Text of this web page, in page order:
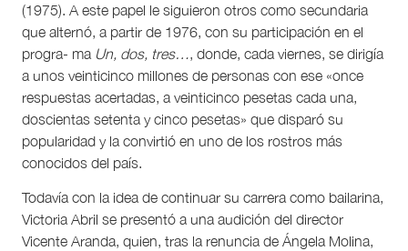
(1975). A este papel le siguieron otros como secundaria
que alternó, a partir de 1976, con su participación en el
progra- ma Un, dos, tres…, donde, cada viernes, se dirigía
a unos veinticinco millones de personas con ese «once
respuestas acertadas, a veinticinco pesetas cada una,
doscientas setenta y cinco pesetas» que disparó su
popularidad y la convirtió en uno de los rostros más
conocidos del país.
Todavía con la idea de continuar su carrera como bailarina,
Victoria Abril se presentó a una audición del director
Vicente Aranda, quien, tras la renuncia de Ángela Molina,